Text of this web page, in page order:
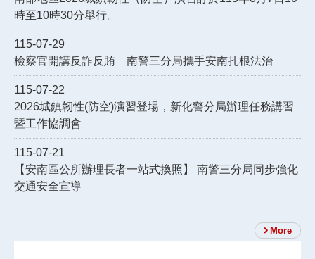
時至10時30分舉行。
115-07-29
檢察官開講反詐反賄 南警三分局攜手安南扎根法治
115-07-22
2026城鎮韌性(防空)演習登場，新化警分局辦理任務講習
暨工作協調會
115-07-21
【安南區公所辦理長者一站式換照】 南警三分局同步強化
交通安全宣導
More